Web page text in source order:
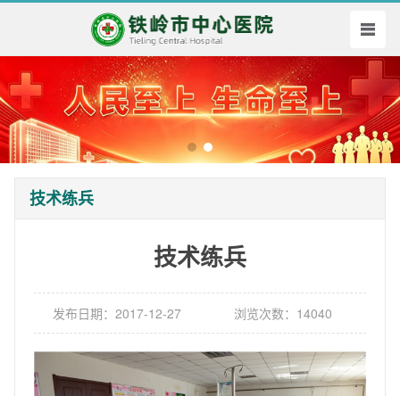
技术练兵
技术练兵
发布日期：2017-12-27 浏览次数：14040